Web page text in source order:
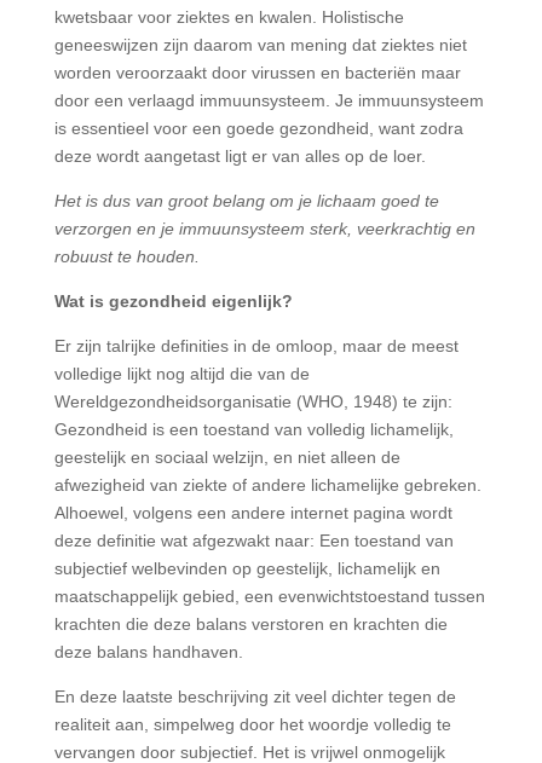
kwetsbaar voor ziektes en kwalen. Holistische
geneeswijzen zijn daarom van mening dat ziektes niet
worden veroorzaakt door virussen en bacteriën maar
door een verlaagd immuunsysteem. Je immuunsysteem
is essentieel voor een goede gezondheid, want zodra
deze wordt aangetast ligt er van alles op de loer.
Het is dus van groot belang om je lichaam goed te
verzorgen en je immuunsysteem sterk, veerkrachtig en
robuust te houden.
Wat is gezondheid eigenlijk?
Er zijn talrijke definities in de omloop, maar de meest
volledige lijkt nog altijd die van de
Wereldgezondheidsorganisatie (WHO, 1948) te zijn:
Gezondheid is een toestand van volledig lichamelijk,
geestelijk en sociaal welzijn, en niet alleen de
afwezigheid van ziekte of andere lichamelijke gebreken.
Alhoewel, volgens een andere internet pagina wordt
deze definitie wat afgezwakt naar: Een toestand van
subjectief welbevinden op geestelijk, lichamelijk en
maatschappelijk gebied, een evenwichtstoestand tussen
krachten die deze balans verstoren en krachten die
deze balans handhaven.
En deze laatste beschrijving zit veel dichter tegen de
realiteit aan, simpelweg door het woordje volledig te
vervangen door subjectief. Het is vrijwel onmogelijk